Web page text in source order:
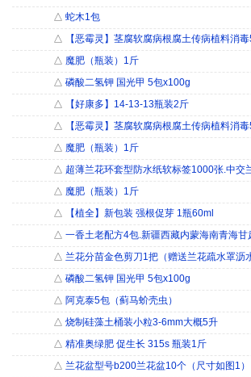
△ 蛇木1包
△ 【恶霉灵】茎腐软腐病根腐土传病植料消
△ 魔肥（瓶装）1斤
△ 磷酸二氢钾 国光甲 5包x100g
△ 【好康多】14-13-13瓶装2斤
△ 【恶霉灵】茎腐软腐病根腐土传病植料消
△ 魔肥（瓶装）1斤
△ 超薄兰花环套型防水纸软标签1000张.中交
△ 魔肥（瓶装）1斤
△ 【植全】新包装 强根促芽 1瓶60ml
△ 一香土老配方4包.新疆西藏内蒙海南青海甘
△ 兰花分苗金色剪刀1把（赠送兰花疏水罩沥
△ 磷酸二氢钾 国光甲 5包x100g
△ 阿克泰5包（蓟马蚧壳虫）
△ 烧制硅藻土桶装小粒3-6mm大概5升
△ 精准奥绿肥 促生长 315s 瓶装1斤
△ 兰花盆型号b200兰花盆10个（尺寸如图1）